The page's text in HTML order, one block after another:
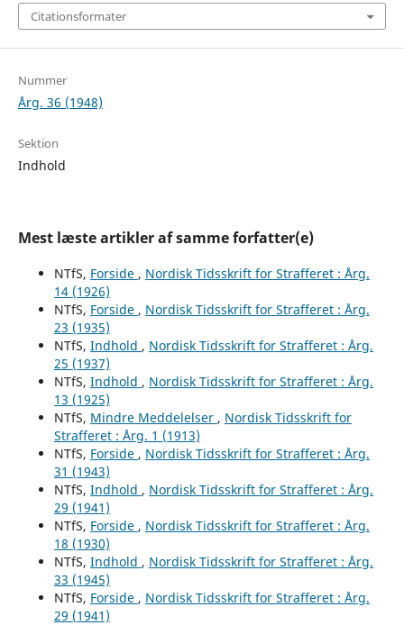
Citationsformater
Nummer
Årg. 36 (1948)
Sektion
Indhold
Mest læste artikler af samme forfatter(e)
NTfS, Forside , Nordisk Tidsskrift for Strafferet : Årg.
14 (1926)
NTfS, Forside , Nordisk Tidsskrift for Strafferet : Årg.
23 (1935)
NTfS, Indhold , Nordisk Tidsskrift for Strafferet : Årg.
25 (1937)
NTfS, Indhold , Nordisk Tidsskrift for Strafferet : Årg.
13 (1925)
NTfS, Mindre Meddelelser , Nordisk Tidsskrift for
Strafferet : Årg. 1 (1913)
NTfS, Forside , Nordisk Tidsskrift for Strafferet : Årg.
31 (1943)
NTfS, Indhold , Nordisk Tidsskrift for Strafferet : Årg.
29 (1941)
NTfS, Forside , Nordisk Tidsskrift for Strafferet : Årg.
18 (1930)
NTfS, Indhold , Nordisk Tidsskrift for Strafferet : Årg.
33 (1945)
NTfS, Forside , Nordisk Tidsskrift for Strafferet : Årg.
29 (1941)